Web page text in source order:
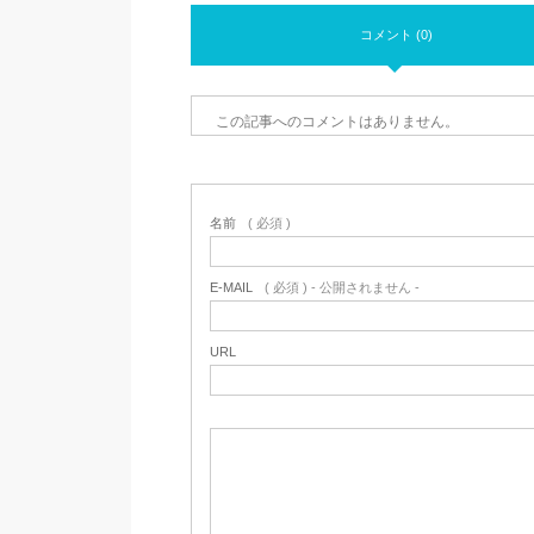
コメント (0)
この記事へのコメントはありません。
名前 ( 必須 )
E-MAIL ( 必須 ) - 公開されません -
URL